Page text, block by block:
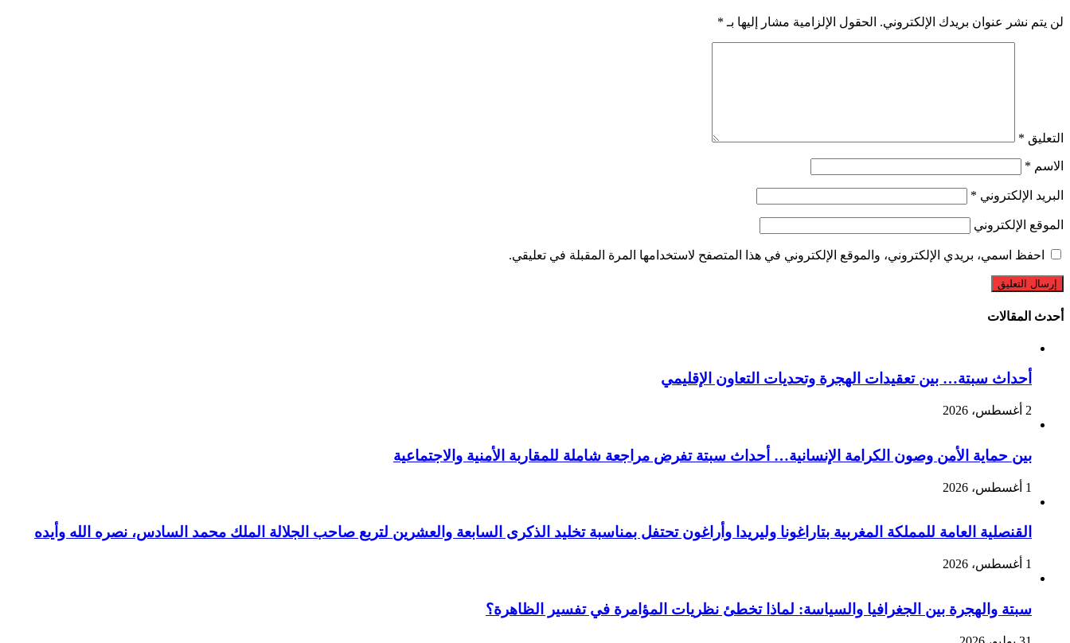
لن يتم نشر عنوان بريدك الإلكتروني. الحقول الإلزامية مشار إليها بـ *
التعليق *
الاسم *
البريد الإلكتروني *
الموقع الإلكتروني
احفظ اسمي، بريدي الإلكتروني، والموقع الإلكتروني في هذا المتصفح لاستخدامها المرة المقبلة في تعليقي.
أحدث المقالات
أحداث سبتة… بين تعقيدات الهجرة وتحديات التعاون الإقليمي
2 أغسطس، 2026
بين حماية الأمن وصون الكرامة الإنسانية… أحداث سبتة تفرض مراجعة شاملة للمقاربة الأمنية والاجتماعية
1 أغسطس، 2026
القنصلية العامة للمملكة المغربية بتاراغونا وليريدا وأراغون تحتفل بمناسبة تخليد الذكرى السابعة والعشرين لتربع صاحب الجلالة الملك محمد السادس، نصره الله وأيده
1 أغسطس، 2026
سبتة والهجرة بين الجغرافيا والسياسة: لماذا تخطئ نظريات المؤامرة في تفسير الظاهرة؟